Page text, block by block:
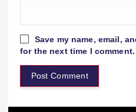
Save my name, email,
for the next time I comment.